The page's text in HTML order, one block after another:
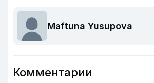
Maftuna Yusupova
Комментарии